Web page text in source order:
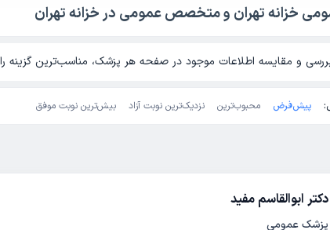
خزانه تهران و متخصص عمومی در خزانه تهران
و مقایسه اطلاعات موجود در صفحه هر پزشک، مناسب‌ترین گزینه را
پیش‌فرض محبوب‌ترین نزدیک‌ترین نوبت آزاد بیش‌ترین نوبت موفق
دکتر ابوالقاسم مفید
پزشک عمومی